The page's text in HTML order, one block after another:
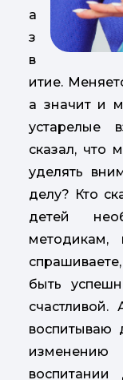
а
з
в
итие.
а значит и
устарелые
сказал, что
уделять
делу? Кто
детей
быть
счастливой.
воспитываю
изменению